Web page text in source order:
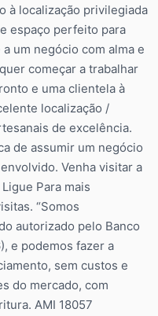
à localização privilegiada
espaço perfeito para
um negócio com alma e
começar a trabalhar
e uma clientela à
localização /
de excelência.
de assumir um negócio
Venha visitar a
Para mais
“Somos
autorizado pelo Banco
e podemos fazer a
sem custos e
do mercado, com
AMI 18057